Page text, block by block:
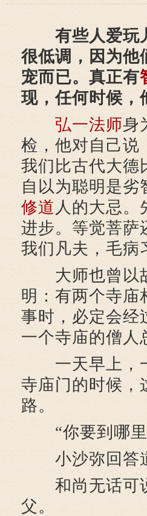
有些人爱玩儿
很低调，因为他
宠而已。真正有
现，任何时候，
弘一法师身
检，他对自己说
我们比古代大德
自以为聪明是劣
修道 人的大忌。
进步。等觉菩萨
我们凡夫，毛病
大师也曾以故
明：有两个寺庙
事时，必定会经
一个寺庙的僧人
一天早上，
寺庙门的时候，
路。
“你要到哪里
小沙弥回答道
和尚无话可说
父。